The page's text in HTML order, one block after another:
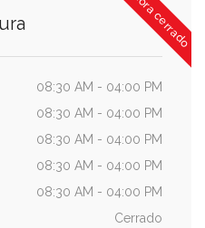
Ahora cerrado
08:30 AM - 04:00 PM
08:30 AM - 04:00 PM
08:30 AM - 04:00 PM
08:30 AM - 04:00 PM
08:30 AM - 04:00 PM
Cerrado